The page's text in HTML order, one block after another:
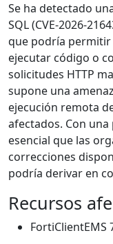
Se ha detectado
SQL (CVE-2026-
que podría permitir
ejecutar código o
solicitudes HTTP
supone una
ejecución remota
afectados. Con una
esencial que las
correcciones
podría derivar en
Recursos
FortiClientEMS